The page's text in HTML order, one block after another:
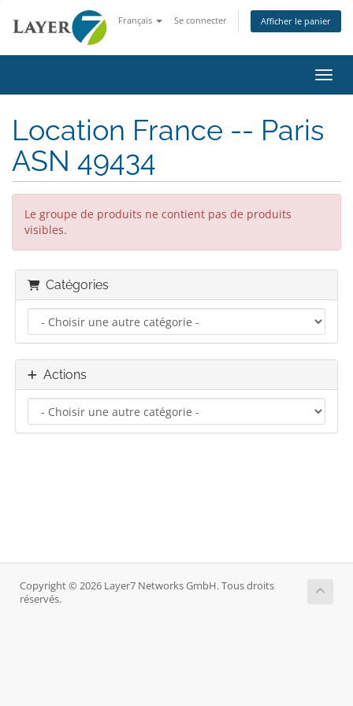
Français Se connecter Afficher le panier
Location France -- Paris
ASN 49434
Le groupe de produits ne contient pas de produits
visibles.
Catégories
Actions
Copyright © 2026 Layer7 Networks GmbH. Tous droits
réservés.